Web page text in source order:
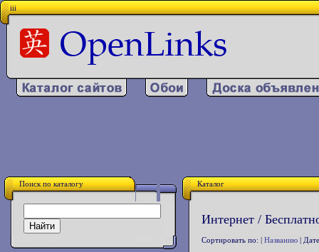
iii
Поиск по каталогу Каталог
Интернет /
Сортировать по: | Названию |